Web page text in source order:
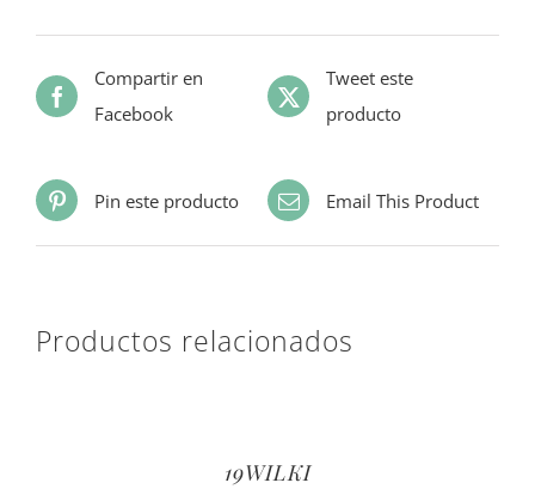
Compartir en
Facebook
Tweet este
producto
Pin este producto Email This Product
Productos relacionados
19WILKI